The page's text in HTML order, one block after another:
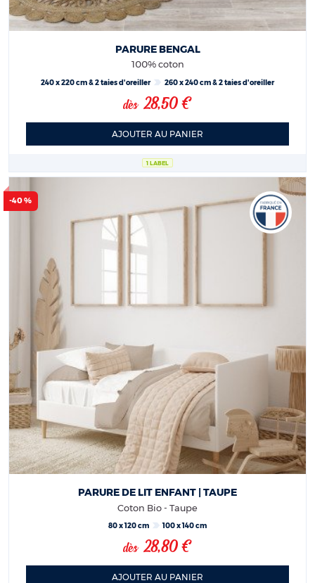
1 LABEL
PARURE BENGAL
100% coton
240 x 220 cm & 2 taies d'oreiller 260 x 240 cm & 2 taies d'oreiller
dès 28,50 €
AJOUTER AU PANIER
-40 %
PARURE DE LIT ENFANT | TAUPE
Coton Bio - Taupe
80 x 120 cm 100 x 140 cm
dès 28,80 €
AJOUTER AU PANIER